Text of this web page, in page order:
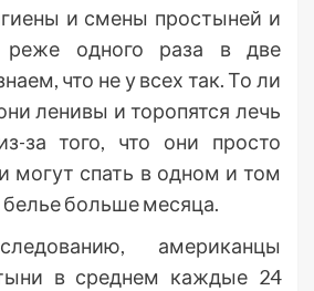
и смены простыней и
реже одного раза в две
что не у всех так. То ли
ленивы и торопятся лечь
за того, что они просто
могут спать в одном и том
больше месяца.
американцы
в среднем каждые 24